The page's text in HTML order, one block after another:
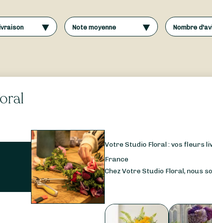
Note moyenne Nombre
Votre Studio Floral : vos fleurs
France
Chez Votre Studio Floral, nous